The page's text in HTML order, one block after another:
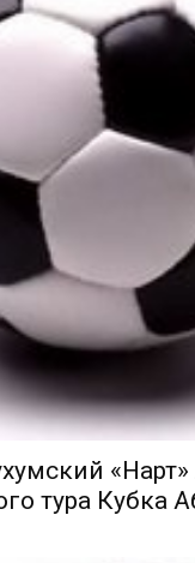
тура Кубка